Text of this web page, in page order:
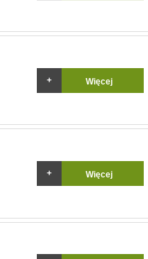
Więcej
Więcej